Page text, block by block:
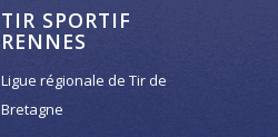
TIR SPORTIF
RENNES
Ligue régionale de Tir de
Bretagne